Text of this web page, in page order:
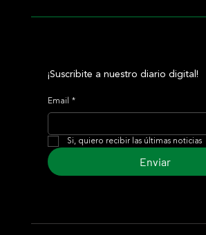
¡Suscribite a nuestro diario digital!
Email *
Si, quiero recibir las últimas noticias
Enviar